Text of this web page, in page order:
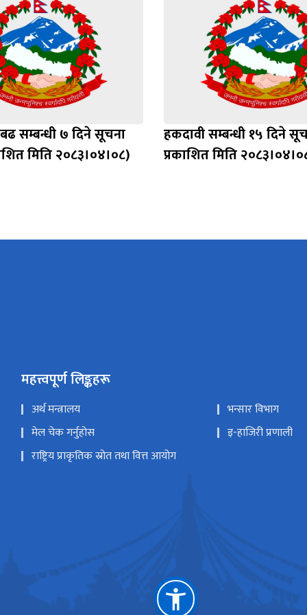
सम्बन्धी ७ दिने सूचना
मिति २०८३।०४।०८)
हकदावी सम्बन्धी १५ दिने
प्रकाशित मिति
महत्त्वपूर्ण लिङ्कहरू
अर्थ मन्त्रालय
भन्सार विभाग
मेल चेक गर्नुहोस
इ-हाजिरी प्रणाली
राष्ट्रिय प्राकृतिक स्रोत तथा वित्त आयोग